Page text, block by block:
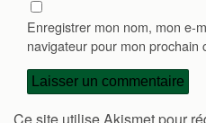
Enregistrer mon nom, mon e-
navigateur pour mon prochain
Ce site utilise Akismet pour